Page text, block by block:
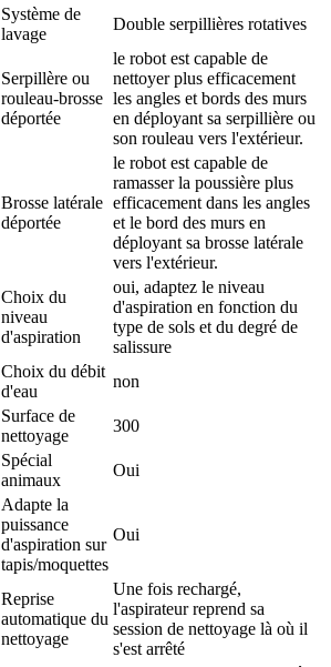
Système de
lavage
Double serpillières rotatives
Serpillère ou
rouleau-brosse
déportée
le robot est capable de
nettoyer plus efficacement
les angles et bords des murs
en déployant sa serpillière ou
son rouleau vers l'extérieur.
Brosse latérale
déportée
le robot est capable de
ramasser la poussière plus
efficacement dans les angles
et le bord des murs en
déployant sa brosse latérale
vers l'extérieur.
Choix du
niveau
d'aspiration
oui, adaptez le niveau
d'aspiration en fonction du
type de sols et du degré de
salissure
Choix du débit
d'eau
non
Surface de
nettoyage
300
Spécial
animaux
Oui
Adapte la
puissance
d'aspiration sur
tapis/moquettes
Oui
Reprise
automatique du
nettoyage
Une fois rechargé,
l'aspirateur reprend sa
session de nettoyage là où il
s'est arrêté